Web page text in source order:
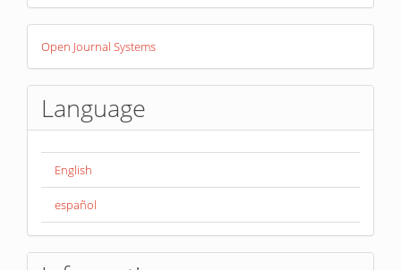
Developed
ByOpen Journal Systems
Language
English
español